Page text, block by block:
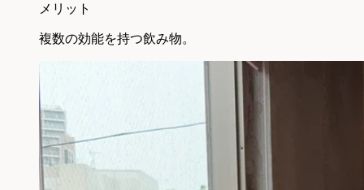
メリット
複数の効能を持つ飲み物。